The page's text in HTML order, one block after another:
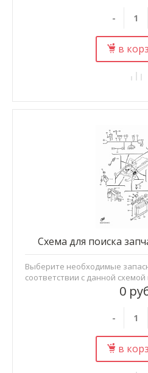
-
в
0
-
в
Схема для поиска
Выберите необходимые
соответствии с данной схемой